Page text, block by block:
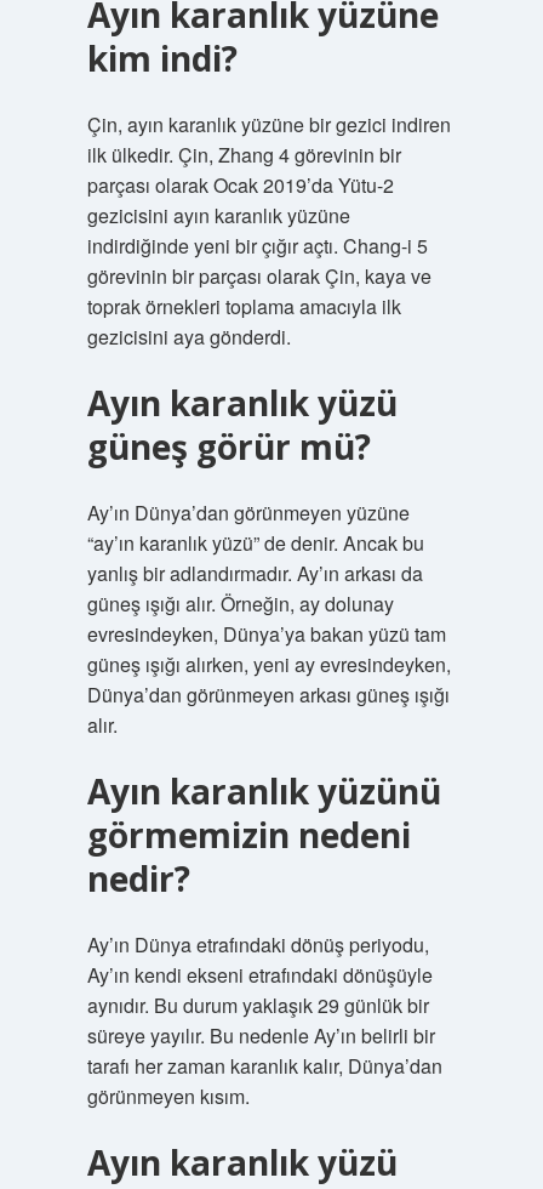
Ayın karanlık yüzüne
kim indi?
Çin, ayın karanlık yüzüne bir gezici indiren
ilk ülkedir. Çin, Zhang 4 görevinin bir
parçası olarak Ocak 2019’da Yütu-2
gezicisini ayın karanlık yüzüne
indirdiğinde yeni bir çığır açtı. Chang-i 5
görevinin bir parçası olarak Çin, kaya ve
toprak örnekleri toplama amacıyla ilk
gezicisini aya gönderdi.
Ayın karanlık yüzü
güneş görür mü?
Ay’ın Dünya’dan görünmeyen yüzüne
“ay’ın karanlık yüzü” de denir. Ancak bu
yanlış bir adlandırmadır. Ay’ın arkası da
güneş ışığı alır. Örneğin, ay dolunay
evresindeyken, Dünya’ya bakan yüzü tam
güneş ışığı alırken, yeni ay evresindeyken,
Dünya’dan görünmeyen arkası güneş ışığı
alır.
Ayın karanlık yüzünü
görmemizin nedeni
nedir?
Ay’ın Dünya etrafındaki dönüş periyodu,
Ay’ın kendi ekseni etrafındaki dönüşüyle ​​
aynıdır. Bu durum yaklaşık 29 günlük bir
süreye yayılır. Bu nedenle Ay’ın belirli bir
tarafı her zaman karanlık kalır, Dünya’dan
görünmeyen kısım.
Ayın karanlık yüzü